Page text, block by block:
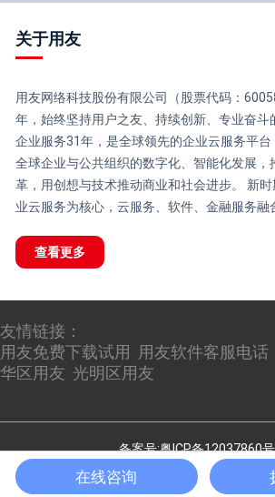
关于用友
用友网络科技股份有限公司（股票代码：
年，始终坚持用户之友、持续创新、专业奋斗
企业服务31年，是全球领先的企业云服务平台
全球企业与公共组织的数字化、智能化发展，
革，用创想与技术推动商业和社会进步。 新
业云服务为核心，云服务、软件、金融服务融
查看更多
友情链接：
用友免费下载试用 用友软件客服电话
华区用友 光明区用友
备案号:粤ICP备12037860
在线咨询